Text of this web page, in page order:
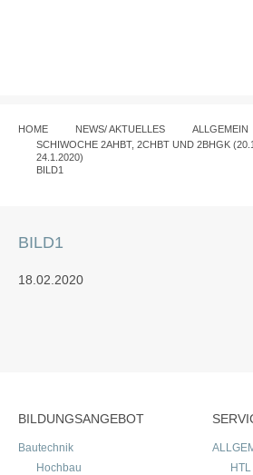
HOME NEWS/ AKTUELLES
ALLGEMEIN
SCHIWOCHE 2AHBT, 2CHBT UND 2BHGK
24.1.2020)
BILD1
BILD1
18.02.2020
BILDUNGSANGEBOT
Bautechnik
Hochbau